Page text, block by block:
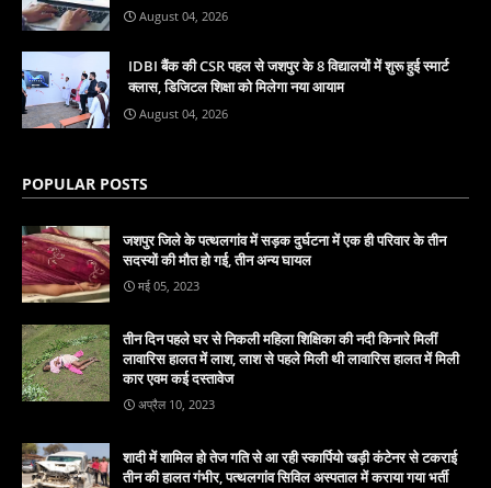
August 04, 2026
IDBI बैंक की CSR पहल से जशपुर के 8 विद्यालयों में शुरू हुई स्मार्ट
क्लास, डिजिटल शिक्षा को मिलेगा नया आयाम
August 04, 2026
POPULAR POSTS
जशपुर जिले के पत्थलगांव में सड़क दुर्घटना में एक ही परिवार के तीन
सदस्यों की मौत हो गई, तीन अन्य घायल
मई 05, 2023
तीन दिन पहले घर से निकली महिला शिक्षिका की नदी किनारे मिलीं
लावारिस हालत में लाश, लाश से पहले मिली थी लावारिस हालत में मिली
कार एवम कई दस्तावेज
अप्रैल 10, 2023
शादी में शामिल हो तेज गति से आ रही स्कार्पियो खड़ी कंटेनर से टकराई
तीन की हालत गंभीर, पत्थलगांव सिविल अस्पताल में कराया गया भर्ती